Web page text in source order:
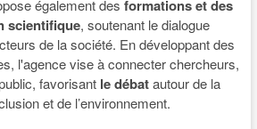
également des formations et des
scientifique, soutenant le dialogue
de la société. En développant des
l'agence vise à connecter chercheurs,
favorisant le débatautour de la
et de l’environnement.